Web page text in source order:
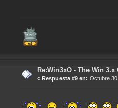
Re:Win3xO - The Win
« Respuesta #9 en: Octubre